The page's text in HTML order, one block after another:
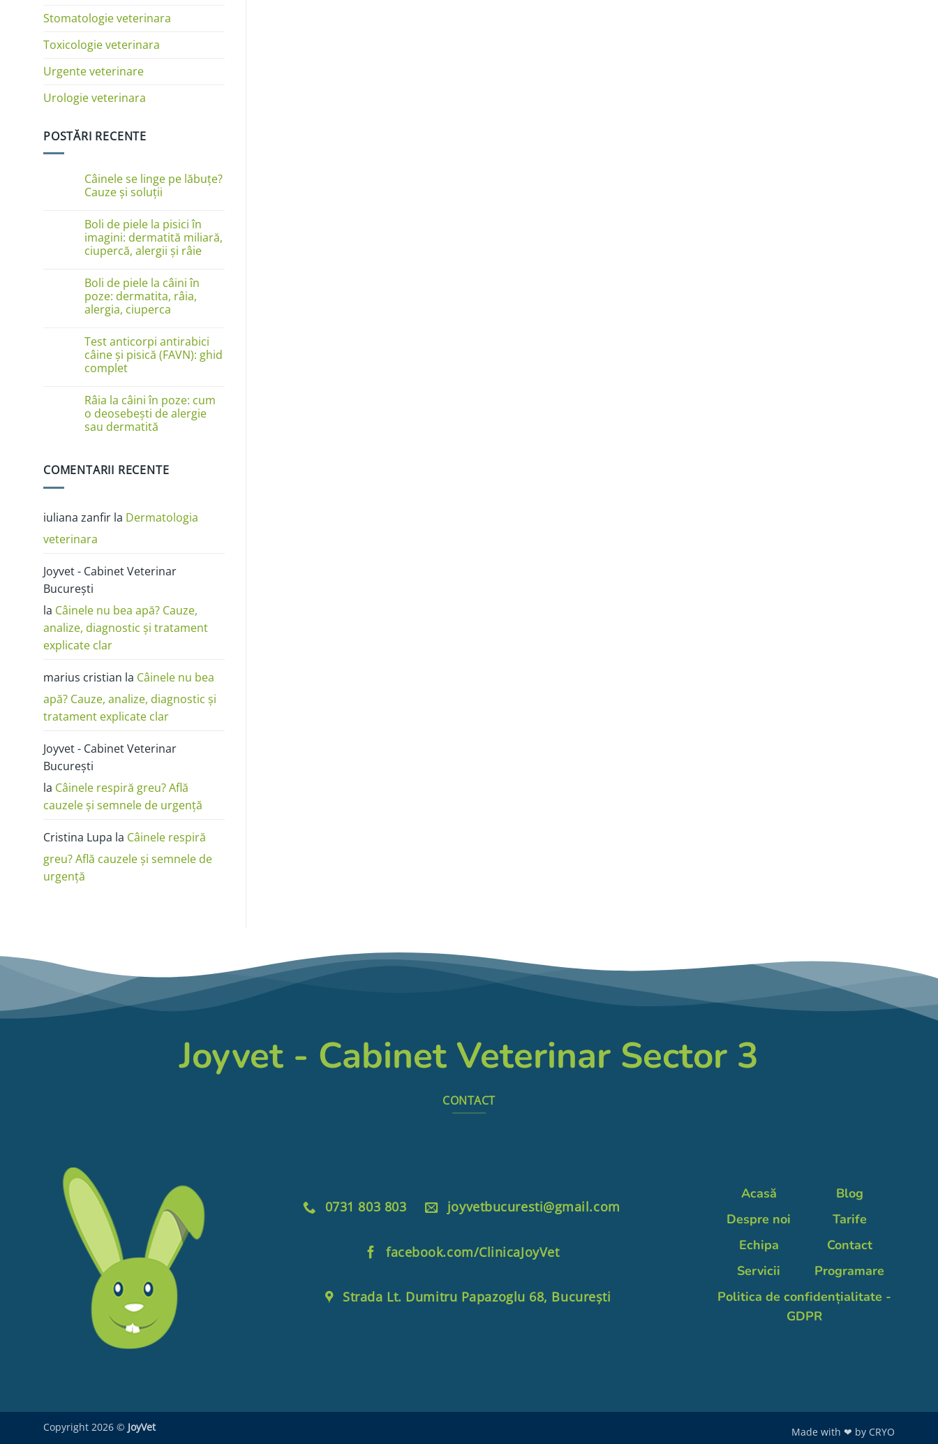
Stomatologie veterinara
Toxicologie veterinara
Urgente veterinare
Urologie veterinara
POSTĂRI RECENTE
Câinele se linge pe lăbuțe?
Cauze și soluții
comentariu
la
Câinele
se
linge
Cauze
și
soluții
Boli de piele la pisici în
imagini: dermatită miliară,
ciupercă, alergii și râie
comentariu
la
Boli
de
piele
în
imagini:
dermatită
miliară,
ciupercă,
și
râie
Boli de piele la câini în
poze: dermatita, râia,
alergia, ciuperca
la
Boli
de
piele
în
poze:
dermatita,
râia,
alergia,
Test anticorpi antirabici
câine și pisică (FAVN): ghid
complet
comentariu
la
Test
anticorpi
antirabici
(FAVN):
ghid
Râia la câini în poze: cum
o deosebești de alergie
sau dermatită
Râia
cum
o
de
dermatită
COMENTARII RECENTE
iuliana zanfir la Dermatologia
veterinara
Joyvet - Cabinet Veterinar
București
la Câinele nu bea apă? Cauze,
analize, diagnostic și tratament
explicate clar
marius cristian la Câinele nu bea
apă? Cauze, analize, diagnostic și
tratament explicate clar
Joyvet - Cabinet Veterinar
București
la Câinele respiră greu? Află
cauzele și semnele de urgență
Cristina Lupa la Câinele respiră
greu? Află cauzele și semnele de
urgență
Joyvet - Cabinet Veterinar Sector 3
CONTACT
0731 803 803 joyvetbucuresti@gmail.com
facebook.com/ClinicaJoyVet
Strada Lt. Dumitru Papazoglu 68, București
Acasă
Despre noi
Echipa
Servicii
Blog
Tarife
Contact
Programare
Politica de confidențialitate -
GDPR
Made with ❤ by CRYO
Copyright 2026 © JoyVet